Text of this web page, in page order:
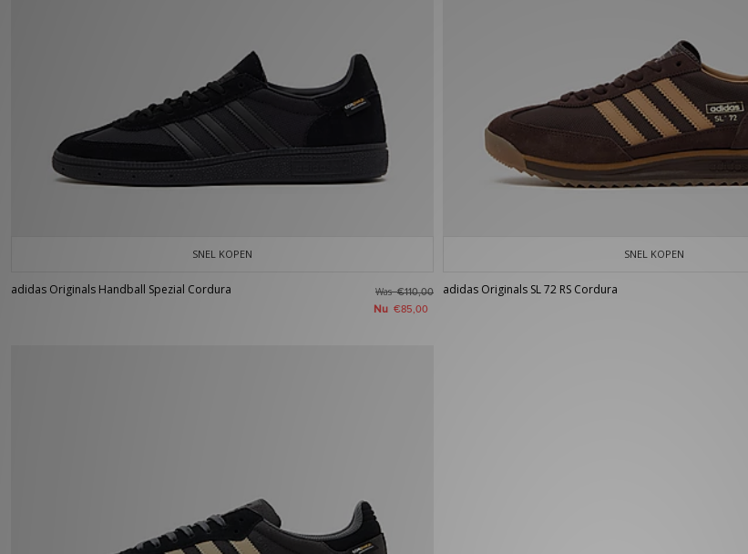
SNEL KOPEN
adidas Originals Handball Spezial Cordura Was€110,00
Nu €85,00
SNEL KOPEN
adidas Originals SL 72 RS Cordura